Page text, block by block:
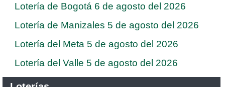
Lotería de Bogotá 6 de agosto del 2026
Lotería de Manizales 5 de agosto del 2026
Lotería del Meta 5 de agosto del 2026
Lotería del Valle 5 de agosto del 2026